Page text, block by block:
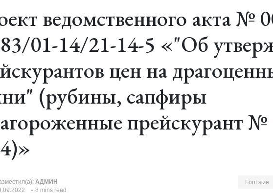
ведомственного акта №
01-14/21-14-5 «"Об
цен на
(рубины, сапфиры
прейскурант №
АДМИН
8 mins read
Font size